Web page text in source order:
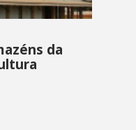
da